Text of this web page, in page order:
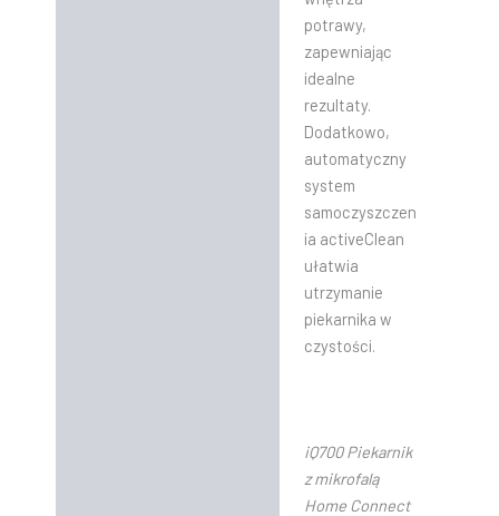
potrawy,
zapewniając
idealne
rezultaty.
Dodatkowo,
automatyczny
system
samoczyszczen
ia activeClean
ułatwia
utrzymanie
piekarnika w
czystości.
iQ700 Piekarnik
z mikrofalą
Home Connect